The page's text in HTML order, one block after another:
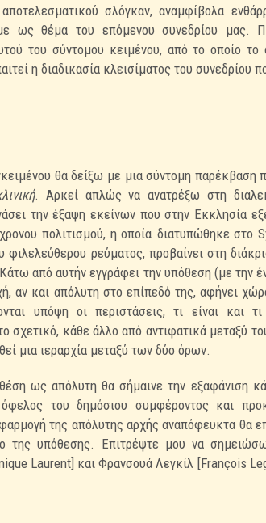
αποτελεσματικού σλόγκαν, αναμφίβολα
ως θέμα του επόμενου συνεδρίου μας.
του σύντομου κειμένου, από το οποίο το
η διαδικασία κλεισίματος του συνεδρίου
θα δείξω με μια σύντομη παρέκβαση
. Αρκεί απλώς να ανατρέξω στη
την έξαψη εκείνων που στην Εκκλησία
πολιτισμού, η οποία διατυπώθηκε στο
φιλελεύθερου ρεύματος, προβαίνει στη
από αυτήν εγγράφει την υπόθεση (με την
αν και απόλυτη στο επίπεδό της, αφήνει
υπόψη οι περιστάσεις, τι είναι και
σχετικό, κάθε άλλοαπό αντιφατικά μεταξύ
μια ιεραρχία μεταξύ των δύο όρων.
ως απόλυτη θα σήμαινε την εξαφάνιση
του δημόσιου συμφέροντος και
της απόλυτης αρχής αναπόφευκτα θα
τηςυπόθεσης. Επιτρέψτε μου να
Laurent] και Φρανσουά Λεγκίλ [François